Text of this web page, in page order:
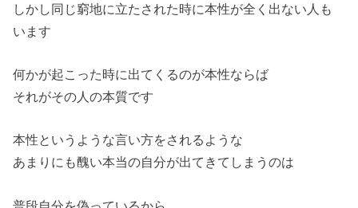
しかし同じ窮地に立たされた時に本性が全く出ない人も
います
何かが起こった時に出てくるのが本性ならば
それがその人の本質です
本性というような言い方をされるような
あまりにも醜い本当の自分が出てきてしまうのは